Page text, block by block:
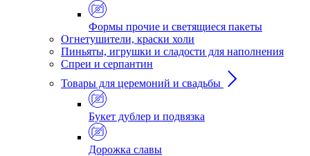
Формы прочие и светящиеся пакеты
Огнетушители, краски холи
Пиньяты, игрушки и сладости для наполнения
Спреи и серпантин
Товары для церемоний и свадьбы
Букет дублер и подвязка
Дорожка славы